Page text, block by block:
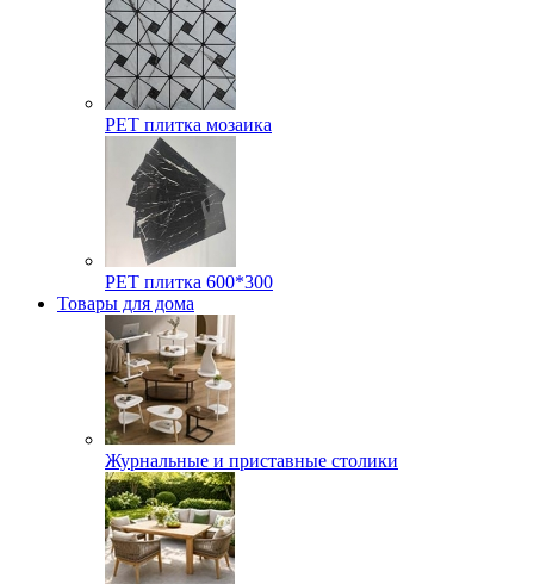
РЕТ плитка мозаика
РЕТ плитка 600*300
Товары для дома
Журнальные и приставные столики